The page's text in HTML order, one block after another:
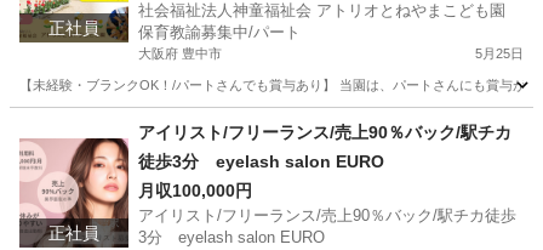
正社員
社会福祉法人神童福祉会 アトリオとねやまこども園
保育教諭募集中/パート
大阪府 豊中市 5月25日
【未経験・ブランクOK！/パートさんでも賞与あり】 当園は、パートさんにも賞与
保育士 未経験
正社員
アイリスト/フリーランス/売上90％バック/駅チカ
徒歩3分 eyelash salon EURO
月収100,000円
アイリスト/フリーランス/売上90％バック/駅チカ徒歩
3分 eyelash salon EURO